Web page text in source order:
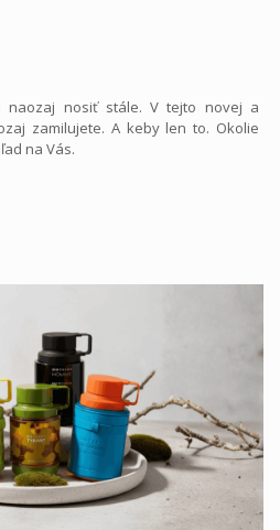
nosiť stále. V tejto novej a
zamilujete. A keby len to. Okolie
na Vás.